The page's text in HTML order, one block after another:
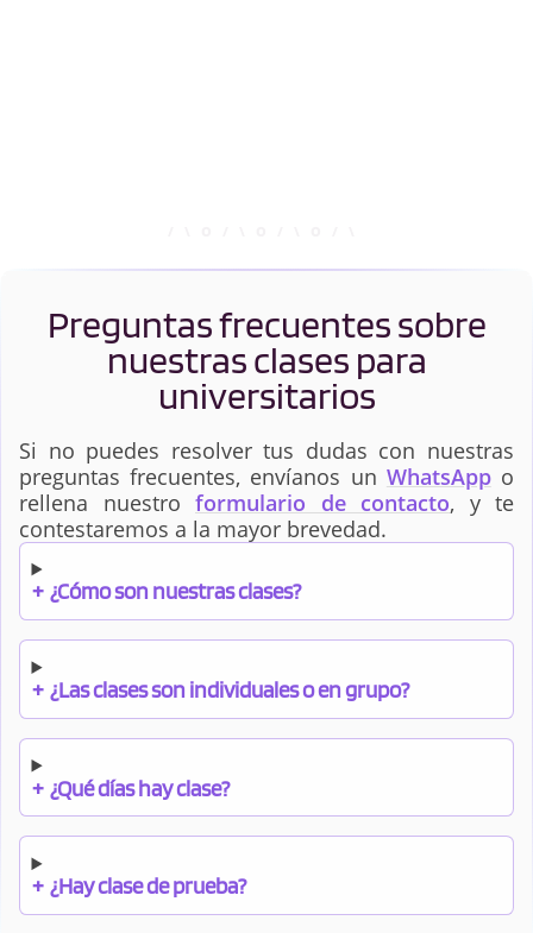
Preguntas frecuentes sobre
nuestras clases para
universitarios
Si no puedes resolver tus dudas con nuestras
preguntas frecuentes, envíanos un WhatsAppo
rellena nuestro formulario de contacto, y te
contestaremos a la mayor brevedad.
+ ¿Cómo son nuestras clases?
+ ¿Las clases son individuales o en grupo?
+ ¿Qué días hay clase?
+ ¿Hay clase de prueba?